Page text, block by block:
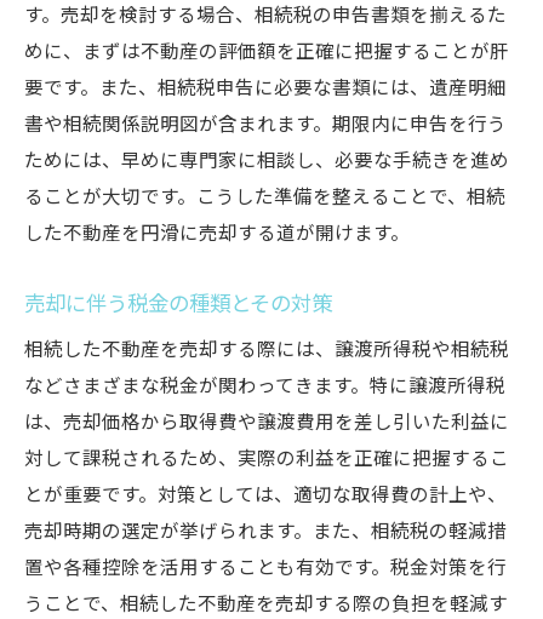
す。売却を検討する場合、相続税の申告書類を揃えるた
めに、まずは不動産の評価額を正確に把握することが肝
要です。また、相続税申告に必要な書類には、遺産明細
書や相続関係説明図が含まれます。期限内に申告を行う
ためには、早めに専門家に相談し、必要な手続きを進め
ることが大切です。こうした準備を整えることで、相続
した不動産を円滑に売却する道が開けます。
売却に伴う税金の種類とその対策
相続した不動産を売却する際には、譲渡所得税や相続税
などさまざまな税金が関わってきます。特に譲渡所得税
は、売却価格から取得費や譲渡費用を差し引いた利益に
対して課税されるため、実際の利益を正確に把握するこ
とが重要です。対策としては、適切な取得費の計上や、
売却時期の選定が挙げられます。また、相続税の軽減措
置や各種控除を活用することも有効です。税金対策を行
うことで、相続した不動産を売却する際の負担を軽減す